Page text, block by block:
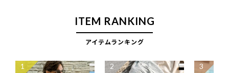
ITEM RANKING
アイテムランキング
1 2 3